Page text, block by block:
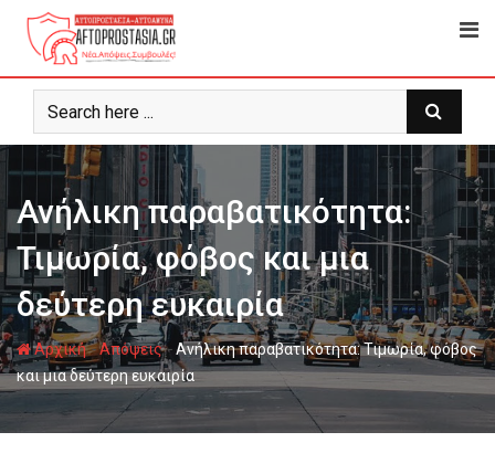
Ψάχνω
για...
Ανήλικη παραβατικότητα:
Τιμωρία, φόβος και μια
δεύτερη ευκαιρία
Αρχική-Απόψεις-Ανήλικη παραβατικότητα: Τιμωρία, φόβος
και μια δεύτερη ευκαιρία